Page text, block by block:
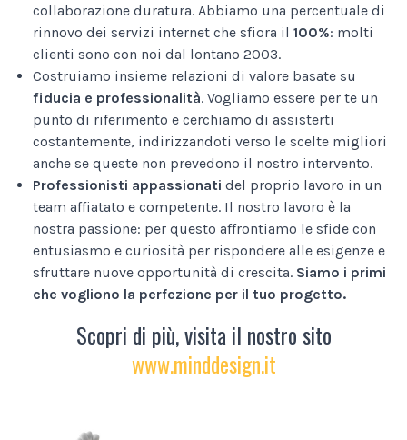
collaborazione duratura. Abbiamo una percentuale di
rinnovo dei servizi internet che sfiora il 100%: molti
clienti sono con noi dal lontano 2003.
Costruiamo insieme relazioni di valore basate su
fiducia e professionalità. Vogliamo essere per te un
punto di riferimento e cerchiamo di assisterti
costantemente, indirizzandoti verso le scelte migliori
anche se queste non prevedono il nostro intervento.
Professionisti appassionati del proprio lavoro in un
team affiatato e competente. Il nostro lavoro è la
nostra passione: per questo affrontiamo le sfide con
entusiasmo e curiosità per rispondere alle esigenze e
sfruttare nuove opportunità di crescita. Siamo i primi
che vogliono la perfezione per il tuo progetto.
Scopri di più, visita il nostro sito
www.minddesign.it